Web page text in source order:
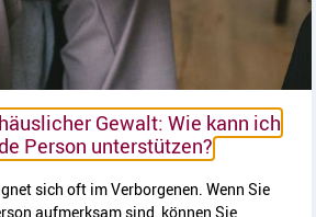
Gewalt: Wie kann ich
Person unterstützen?Artikel
sich oft im Verborgenen. Wenn Sie
aufmerksam sind, können Sie